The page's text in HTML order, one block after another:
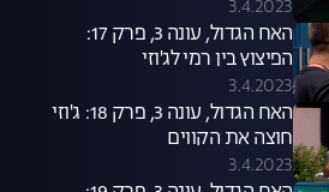
3.4.2023
האח הגדול, עונה 3, פרק 17:
הפיצוץ בין רמי לג'וזי
3.4.2023
האח הגדול, עונה 3, פרק 18: ג'וזי
חוצה את הקווים
3.4.2023